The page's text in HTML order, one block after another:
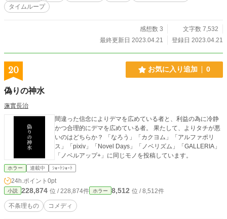
タイムループ
感想数 3
文字数 7,532
最終更新日 2023.04.21
登録日 2023.04.21
20 お気に入り追加 0
偽りの神水
蓮實長治
間違った信念によりデマを広めている者と、利益の為に冷静
かつ合理的にデマを広めている者。 果たして、よりタチが悪
いのはどちらか？ 「なろう」「カクヨム」「アルファポリ
ス」「pixiv」「Novel Days」「ノベリズム」「GALLERIA」
「ノベルアップ+」に同じモノを投稿しています。
ホラー 連載中 ｼｮｰﾄｼｮｰﾄ
24h.ポイント 0pt
小説 228,874 位 / 228,874件 ホラー 8,512 位 / 8,512件
不条理もの コメディ